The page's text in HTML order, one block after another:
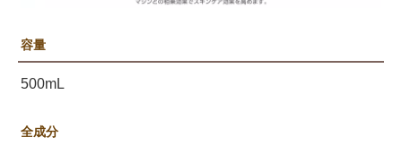
容量
500mL
全成分